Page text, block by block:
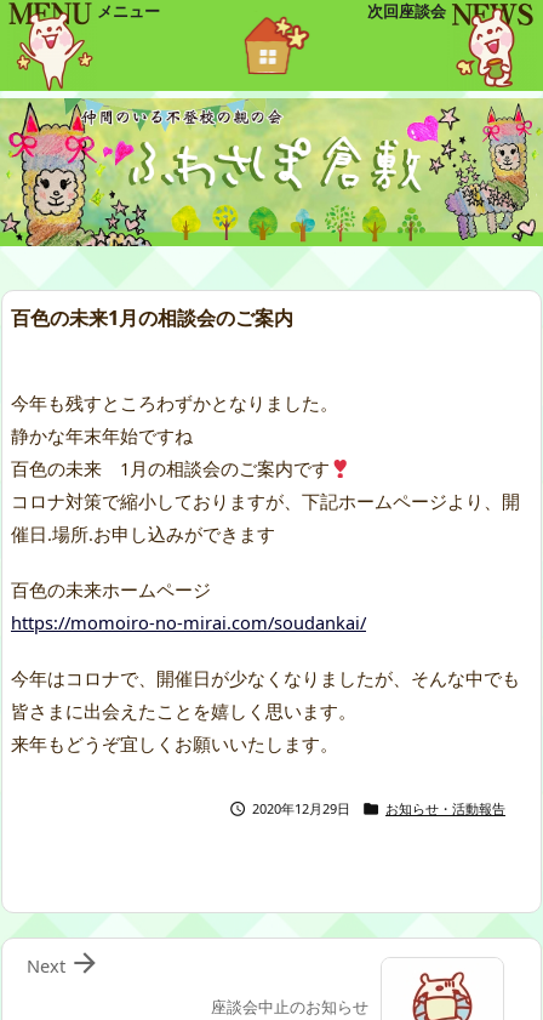
百色の未来1月の相談会のご案内
今年も残すところわずかとなりました。
静かな年末年始ですね
百色の未来 1月の相談会のご案内です
コロナ対策で縮小しておりますが、下記ホームページより、開
催日.場所.お申し込みができます
百色の未来ホームページ
https://momoiro-no-mirai.com/soudankai/
今年はコロナで、開催日が少なくなりましたが、そんな中でも
皆さまに出会えたことを嬉しく思います。
来年もどうぞ宜しくお願いいたします。
 2020年12月29日  お知らせ・活動報告
座談会中止のお知らせ

Next
メニュー 次回座談会